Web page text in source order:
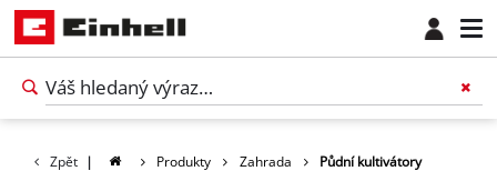
Zpět | Produkty Zahrada Půdní kultivátory